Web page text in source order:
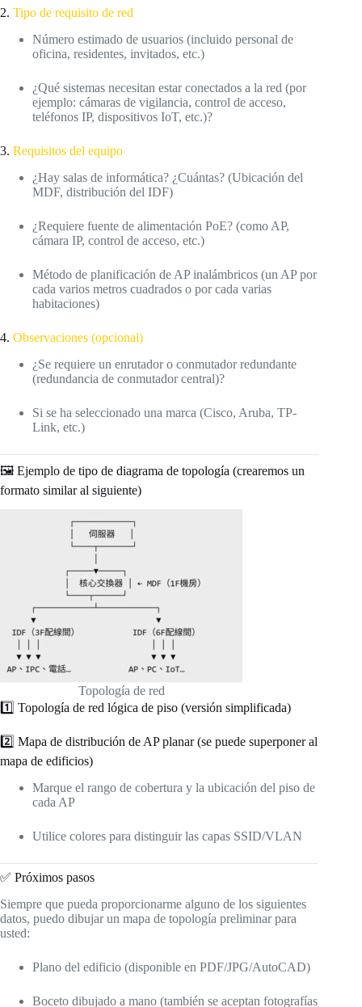
2. Tipo de requisito de red
Número estimado de usuarios (incluido personal de
oficina, residentes, invitados, etc.)
¿Qué sistemas necesitan estar conectados a la red (por
ejemplo: cámaras de vigilancia, control de acceso,
teléfonos IP, dispositivos IoT, etc.)?
3. Requisitos del equipo
¿Hay salas de informática? ¿Cuántas? (Ubicación del
MDF, distribución del IDF)
¿Requiere fuente de alimentación PoE? (como AP,
cámara IP, control de acceso, etc.)
Método de planificación de AP inalámbricos (un AP por
cada varios metros cuadrados o por cada varias
habitaciones)
4. Observaciones (opcional)
¿Se requiere un enrutador o conmutador redundante
(redundancia de conmutador central)?
Si se ha seleccionado una marca (Cisco, Aruba, TP-
Link, etc.)
🖼️ Ejemplo de tipo de diagrama de topología (crearemos un
formato similar al siguiente)
Topología de red
1️⃣ Topología de red lógica de piso (versión simplificada)
2️⃣ Mapa de distribución de AP planar (se puede superponer al
mapa de edificios)
Marque el rango de cobertura y la ubicación del piso de
cada AP
Utilice colores para distinguir las capas SSID/VLAN
✅ Próximos pasos
Siempre que pueda proporcionarme alguno de los siguientes
datos, puedo dibujar un mapa de topología preliminar para
usted:
Plano del edificio (disponible en PDF/JPG/AutoCAD)
Boceto dibujado a mano (también se aceptan fotografías